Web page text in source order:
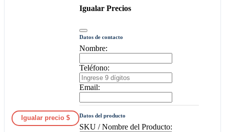
Igualar precio $
Igualar Precios
Datos de contacto
Nombre:
Teléfono:
Email:
Datos del producto
SKU / Nombre del Producto: